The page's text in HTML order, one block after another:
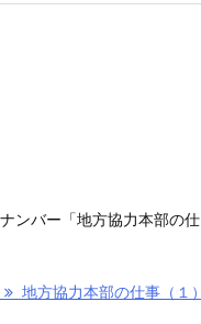
ンバー「地方協力本部の仕
地方協力本部の仕事（１）